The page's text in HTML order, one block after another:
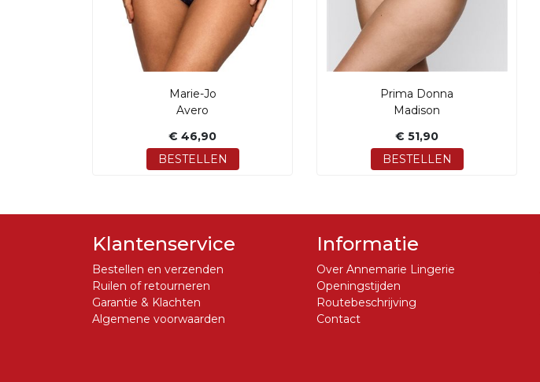
Marie-Jo
Avero
€ 46,90
BESTELLEN
Prima Donna
Madison
€ 51,90
BESTELLEN
Klantenservice
Bestellen en verzenden
Ruilen of retourneren
Garantie & Klachten
Algemene voorwaarden
Informatie
Over Annemarie Lingerie
Openingstijden
Routebeschrijving
Contact